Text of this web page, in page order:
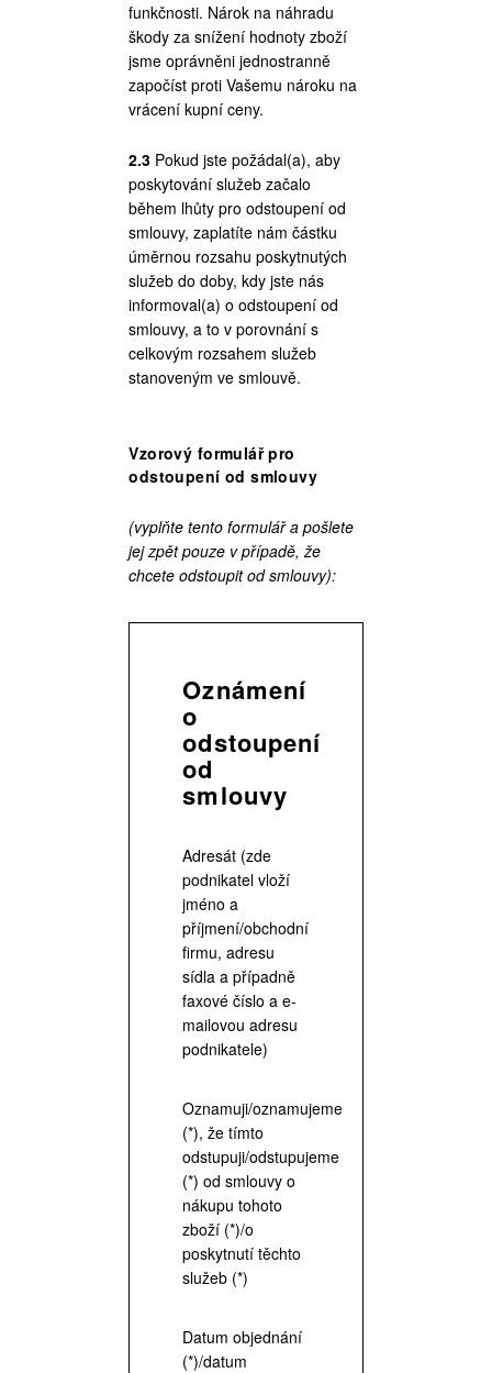
funkčnosti. Nárok na náhradu
škody za snížení hodnoty zboží
jsme oprávněni jednostranně
započíst proti Vašemu nároku na
vrácení kupní ceny.
2.3 Pokud jste požádal(a), aby
poskytování služeb začalo
během lhůty pro odstoupení od
smlouvy, zaplatíte nám částku
úměrnou rozsahu poskytnutých
služeb do doby, kdy jste nás
informoval(a) o odstoupení od
smlouvy, a to v porovnání s
celkovým rozsahem služeb
stanoveným ve smlouvě.
Vzorový formulář pro
odstoupení od smlouvy
(vyplňte tento formulář a pošlete
jej zpět pouze v případě, že
chcete odstoupit od smlouvy):
Oznámení
o
odstoupení
od
smlouvy
Adresát (zde
podnikatel vloží
jméno a
příjmení/obchodní
firmu, adresu
sídla a případně
faxové číslo a e-
mailovou adresu
podnikatele)
Oznamuji/oznamujeme
(*), že tímto
odstupuji/odstupujeme
(*) od smlouvy o
nákupu tohoto
zboží (*)/o
poskytnutí těchto
služeb (*)
Datum objednání
(*)/datum